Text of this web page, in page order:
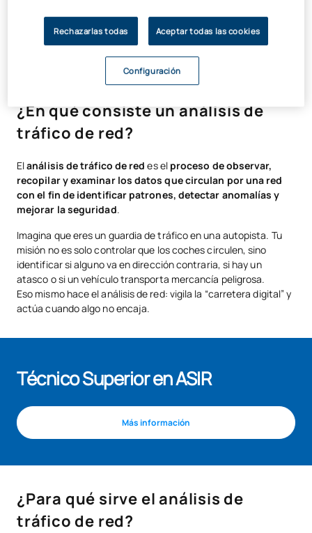
algunos vehículos son ligeros y rápidos, otros más pesados y
lentos; algunos llevan mercancía crítica, y otros simplemente
el tráfico tiene la misma importancia ni el mismo nivel de
¿En qué consiste un análisis de
tráfico de red?
Elanálisis de tráfico de red es el proceso de observar,
recopilar y examinar los datos que circulan por una red
con el fin de identificar patrones, detectar anomalías y
mejorar la seguridad.
Imagina que eres un guardia de tráfico en una autopista. Tu
misión no es solo controlar que los coches circulen, sino
identificar si alguno va en dirección contraria, si hay un
atasco o si un vehículo transporta mercancía peligrosa.
Eso mismo hace el análisis de red: vigila la “carretera digital” y
actúa cuando algo no encaja.
Técnico Superior en ASIR
Más información
¿Para qué sirve el análisis de
tráfico de red?
Rechazarlas todas Aceptar todas las cookies
Configuración